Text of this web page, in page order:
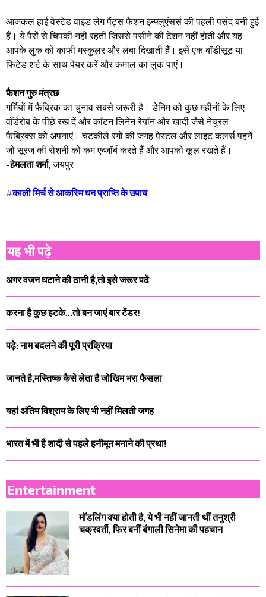
आजकल हाई वेस्टेड वाइड लेग पैंट्स फैशन इन्फ्लुएंसर्स की पहली पसंद बनी हुई
हैं। ये पैरों से चिपकी नहीं रहतीं जिससे पसीने की टेंशन नहीं होती और यह
आपके लुक को काफी मस्कुलर और लंबा दिखाती हैं। इसे एक बॉडीसूट या
फिटेड शर्ट के साथ पेयर करें और कमाल का लुक पाएं।
​फैशन गुरु मंत्रछ
गर्मियों में फैब्रिक का चुनाव सबसे जरूरी है। डेनिम को कुछ महीनों के लिए
वॉर्डरोब के पीछे रख दें और कॉटन लिनेन रेयॉन और खादी जैसे नेचुरल
फैब्रिक्स को अपनाएं। चटकीले रंगों की जगह पेस्टल और लाइट कलर्स पहनें
जो सूरज की रोशनी को कम एब्जॉर्ब करते हैं और आपको कूल रखते हैं।
-हेमलता शर्मा,जयपुर
#काली मिर्च से आकस्मि धन प्राप्ति के उपाय
यह भी पढ़े
अगर वजन घटाने की ठानी है,तो इसे जरूर पढें
करना है कुछ हटके...तो बन जाएं बार टेंडर!
पढ़े: नाम बदलने की पूरी प्रक्रिया
जानते है,मस्तिष्क कैसे लेता है जोखिम भरा फैसला
यहां अंतिम विश्राम के लिए भी नहीं मिलती जगह
भारत में भी है शादी से पहले हनीमून मनाने की प्रथा!
Entertainment
मॉडलिंग क्या होती है, ये भी नहीं जानती थीं तनुश्री
चक्रवर्ती, फिर बनीं बंगाली सिनेमा की पहचान